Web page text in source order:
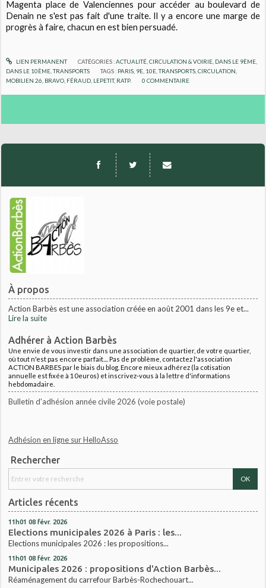
À propos
Action Barbès est une association créée en août 2001 dans les 9e et...
Lire la suite
Adhérer à Action Barbès
Une envie de vous investir dans une association de quartier, de votre quartier,
où tout n'est pas encore parfait.... Pas de problème, contactez l'association
ACTION BARBES par le biais du blog. Encore mieux adhérez (la cotisation
annuelle est fixée à 10euros) et inscrivez-vous à la lettre d'informations
hebdomadaire.
Bulletin d'adhésion année civile 2026 (voie postale)
Adhésion en ligne sur HelloAsso
Rechercher
Articles récents
11h01 08 févr. 2026
Elections municipales 2026 à Paris : les...
Elections municipales 2026 : les propositions...
11h01 08 févr. 2026
Municipales 2026 : propositions d'Action Barbès...
Réaménagement du carrefour Barbès-Rochechouart...
Magenta place de Valenciennes pour accéder au boulevard de
Denain ne s'est pas fait d'une traite. Il y a encore une marge de
progrès à faire, chacun en est bien persuadé.
LIEN PERMANENT CATÉGORIES :ACTUALITÉ, CIRCULATION & VOIRIE, DANS LE 9ÈME,
DANS LE 10ÈME ,TRANSPORTS TAGS : PARIS 9E 10E ,TRANSPORTS ,CIRCULATION
MOBILIEN 26 BRAVO FÉRAUD LEPETIT, RATP. 0 COMMENTAIRE